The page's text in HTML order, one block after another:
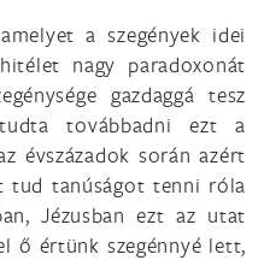
a szegények idei
nagy paradoxonát
gazdaggá tesz
továbbadni ezt a
évszázadok során azért
tud tanúságot tenni róla
Jézusban ezt az utat
ő értünk szegénnyé lett,